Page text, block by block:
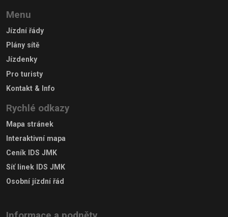
Menu
Jízdní řády
Plány sítě
Jízdenky
Pro turisty
Kontakt & Info
Rychlé odkazy
Mapa stránek
Interaktivní mapa
Ceník IDS JMK
Síť linek IDS JMK
Osobní jízdní řád